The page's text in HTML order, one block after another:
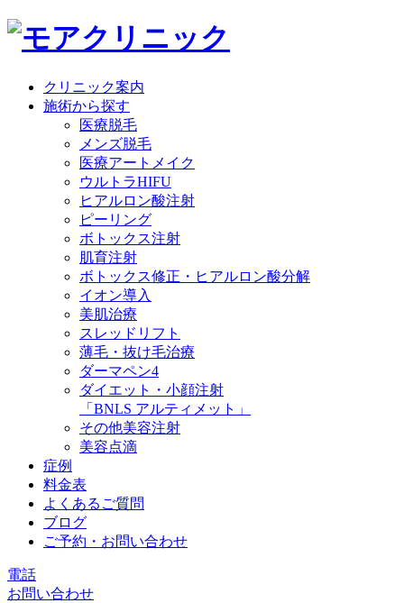
クリニック案内
施術から探す
医療脱毛
メンズ脱毛
医療アートメイク
ウルトラHIFU
ヒアルロン酸注射
ピーリング
ボトックス注射
肌育注射
ボトックス修正・ヒアルロン酸分解
イオン導入
美肌治療
スレッドリフト
薄毛・抜け毛治療
ダーマペン4
ダイエット・小顔注射
「BNLS アルティメット」
その他美容注射
美容点滴
症例
料金表
よくあるご質問
ブログ
ご予約・お問い合わせ
電話
お問い合わせ